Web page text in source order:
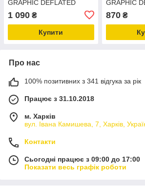
GRAPHIC DEFLATED
(для гри на вулиці)
1 090 ₴
Купити
GRAPHIC
(для гри на
870₴
Про нас
100% позитивних з 341 відгука за рік
Працює з 31.10.2018
м. Харків
вул. Івана Камишева, 7, Харків,
Контакти
Сьогодні працює з 09:00 до 17:00
Показати весь графік роботи